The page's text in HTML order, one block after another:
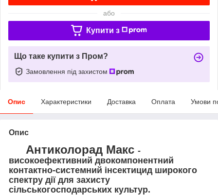
або
Купити з
Що таке купити з Пром?
Замовлення під захистом
Опис Характеристики Доставка Оплата Умови
Опис
Антиколорад Макс -
високоефективний двокомпонентний
контактно-системний інсектицид широкого
спектру дії для захисту
сільськогосподарських культур.